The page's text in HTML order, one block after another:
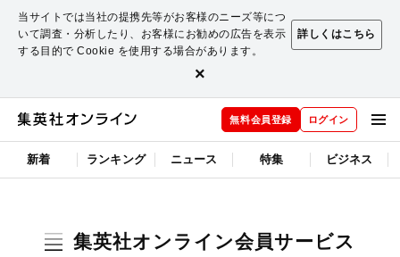
当サイトでは当社の提携先等がお客様のニーズ等につ
いて調査・分析したり、お客様にお勧めの広告を表示
する目的で Cookie を使用する場合があります。
詳しくはこちら
×
無料会員登録 ログイン
新着 ランキング ニュース 特集 ビジネス
集英社オンライン会員サービス